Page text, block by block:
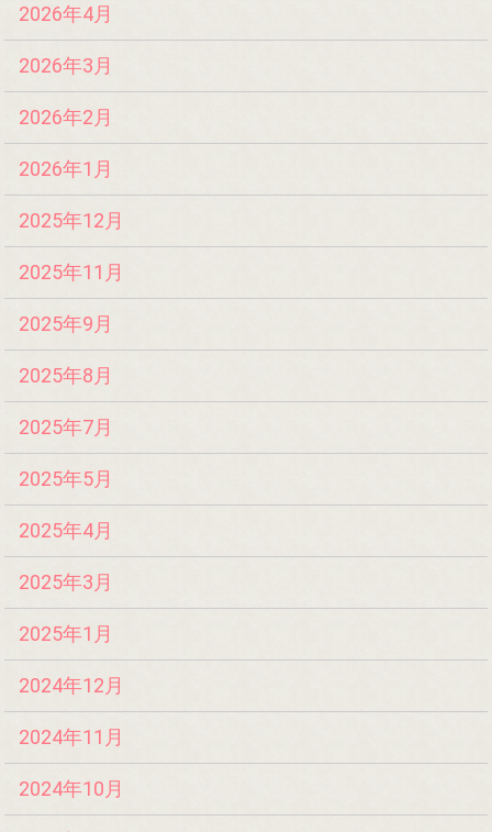
2026年4月
2026年3月
2026年2月
2026年1月
2025年12月
2025年11月
2025年9月
2025年8月
2025年7月
2025年5月
2025年4月
2025年3月
2025年1月
2024年12月
2024年11月
2024年10月